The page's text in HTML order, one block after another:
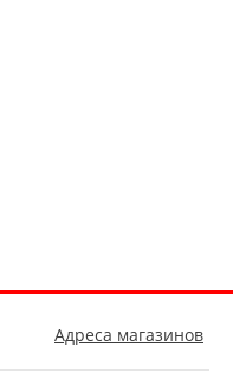
Адреса магазинов